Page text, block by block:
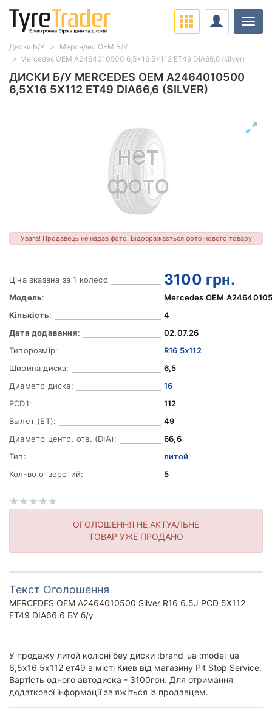
ДИСКИ Б/У MERCEDES OEM A2464010500
6,5X16 5X112 ET49 DIA66,6 (SILVER)
Увага! Продавець не надав фото. Відображається фото нового товару
Ціна вказана за 1 колесо 3100 грн.
Модель:
Mercedes OEM
Кількість:
4
Дата додавання:
02.07.26
Типорозмір:
R16 5x112
Ширина диска:
6,5
Диаметр диска:
16
PCD1:
112
Вылет (ET):
49
Диаметр центр. отв. (DIA):
66,6
Тип:
литой
Кол-во отверстий:
5
ОГОЛОШЕННЯ НЕ АКТУАЛЬНЕ
ТОВАР УЖЕ ПРОДАНО
Текст Оголошення
MERCEDES OEM A2464010500 Silver R16 6.5J PCD 5X112
ET49 DIA66.6 БУ б/у
У продажу литой колісні беу диски :brand_ua :model_ua
6,5х16 5х112 ет49 в місті Киев від магазину Pit Stop Service.
Вартість одного автодиска - 3100грн. Для отримання
додаткової інформації зв'яжіться із продавцем.
Диски Б/У
Мерседес ОЕМ Б/У
Mercedes OEM A2464010500 6,5x16 5x112 ET49 DIA66,6 (silver)